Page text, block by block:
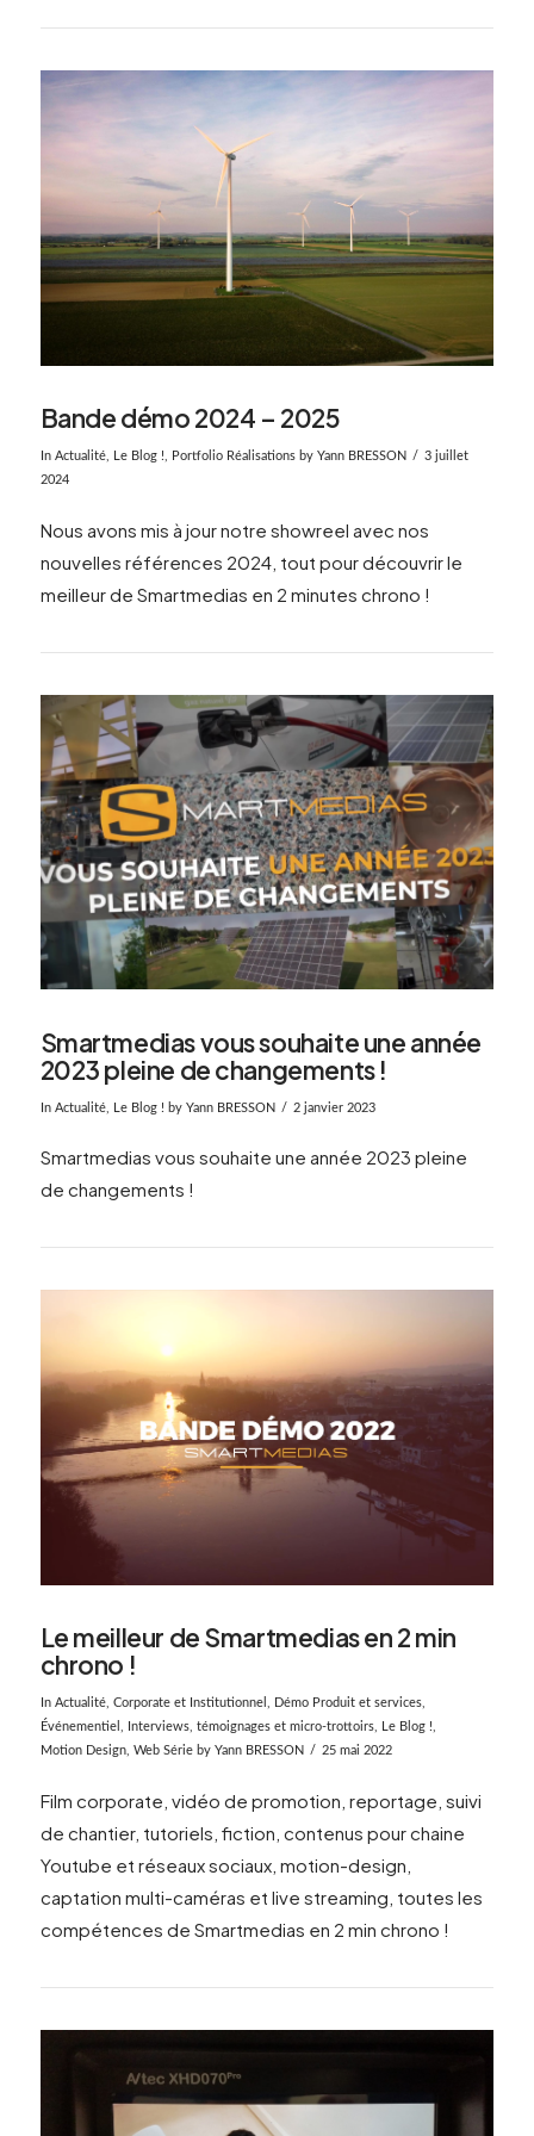
VIEW POST
Bande démo 2024 – 2025
In Actualité, Le Blog !, Portfolio Réalisationsby Yann BRESSON
3 juillet
2024
Nous avons mis à jour notre showreel avec nos
nouvelles références 2024, tout pour découvrir le
meilleur de Smartmedias en 2 minutes chrono !
VIEW POST
Smartmedias vous souhaite une année
2023 pleine de changements !
In Actualité, Le Blog ! by Yann BRESSON 2 janvier 2023
Smartmedias vous souhaite une année 2023 pleine
de changements !
VIEW POST
Le meilleur de Smartmedias en 2 min
chrono !
In Actualité, Corporate et Institutionnel , Démo Produit et services,
Événementiel , Interviews, témoignages et micro-trottoirs, Le Blog !,
Motion Design, Web Sérieby Yann BRESSON 25 mai 2022
Film corporate, vidéo de promotion, reportage, suivi
de chantier, tutoriels, fiction, contenus pour chaine
Youtube et réseaux sociaux, motion-design,
captation multi-caméras et live streaming, toutes les
compétences de Smartmedias en 2 min chrono !